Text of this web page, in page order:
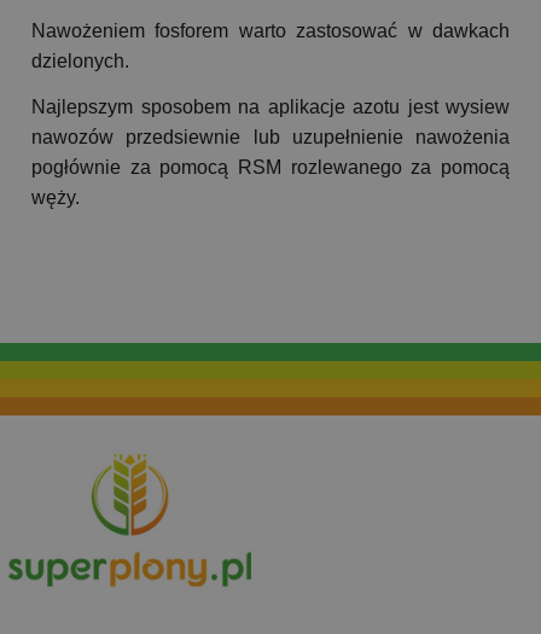
Nawożeniem fosforem warto zastosować w dawkach
dzielonych.
Najlepszym sposobem na aplikacje azotu jest wysiew
nawozów przedsiewnie lub uzupełnienie nawożenia
pogłównie za pomocą RSM rozlewanego za pomocą
węży.